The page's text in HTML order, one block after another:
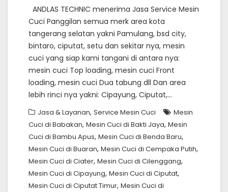
ANDLAS TECHNIC menerima Jasa Service Mesin
Cuci Panggilan semua merk area kota
tangerang selatan yakni Pamulang, bsd city,
bintaro, ciputat, setu dan sekitar nya, mesin
cuci yang siap kami tangani di antara nya:
mesin cuci Top loading, mesin cuci Front
loading, mesin cuci Dua tabung dll Dan area
lebih rinci nya yakni: Cipayung, Ciputat,…
Jasa & Layanan, Service Mesin Cuci
Mesin
Cuci di Babakan, Mesin Cuci di Bakti Jaya, Mesin
Cuci di Bambu Apus, Mesin Cuci di Benda Baru,
Mesin Cuci di Buaran, Mesin Cuci di Cempaka Putih,
Mesin Cuci di Ciater, Mesin Cuci di Cilenggang,
Mesin Cuci di Cipayung, Mesin Cuci di Ciputat,
Mesin Cuci di Ciputat Timur, Mesin Cuci di